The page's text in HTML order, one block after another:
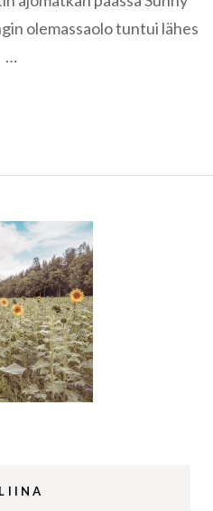
helmi
olemassaolo tuntui lähes
…